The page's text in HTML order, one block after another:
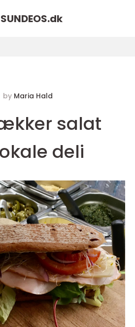
SUNDEOS.dk
by Maria Hald
salat
deli